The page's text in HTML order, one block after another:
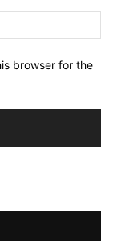
browser for the